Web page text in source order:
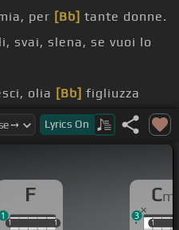
per [Bb] tante donne.
svai, slena, se vuoi lo
olia [Bb] figliuzza
baccalà, ue' con
mamma mia,
Lyrics On
F
1 1
1 1
1
Cm
11
3